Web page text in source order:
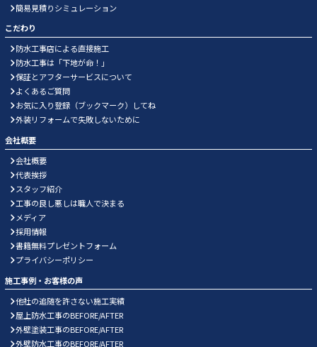
簡易見積りシミュレーション
こだわり
防水工事店による直接施工
防水工事は「下地が命！」
保証とアフターサービスについて
よくあるご質問
お気に入り登録（ブックマーク）してね
外装リフォームで失敗しないために
会社概要
会社概要
代表挨拶
スタッフ紹介
工事の良し悪しは職人で決まる
メディア
採用情報
書籍無料プレゼントフォーム
プライバシーポリシー
施工事例・お客様の声
他社の追随を許さない施工実績
屋上防水工事のBEFORE/AFTER
外壁塗装工事のBEFORE/AFTER
外壁防水工事のBEFORE/AFTER